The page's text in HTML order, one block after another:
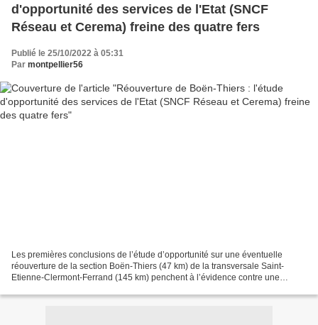
d'opportunité des services de l'Etat (SNCF
Réseau et Cerema) freine des quatre fers
Publié le 25/10/2022 à 05:31
Par montpellier56
Les premières conclusions de l’étude d’opportunité sur une éventuelle
réouverture de la section Boën-Thiers (47 km) de la transversale Saint-
Etienne-Clermont-Ferrand (145 km) penchent à l’évidence contre une